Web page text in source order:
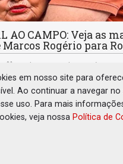
AO CAMPO: Veja as
Marcos Rogério para
08 de Agosto de 2026 às 10:18
por Marcos Rogério e
desenho em dez grandes
ações
em nosso site para
Ao continuar a navegar no
uso. Para mais
veja nossa Política de